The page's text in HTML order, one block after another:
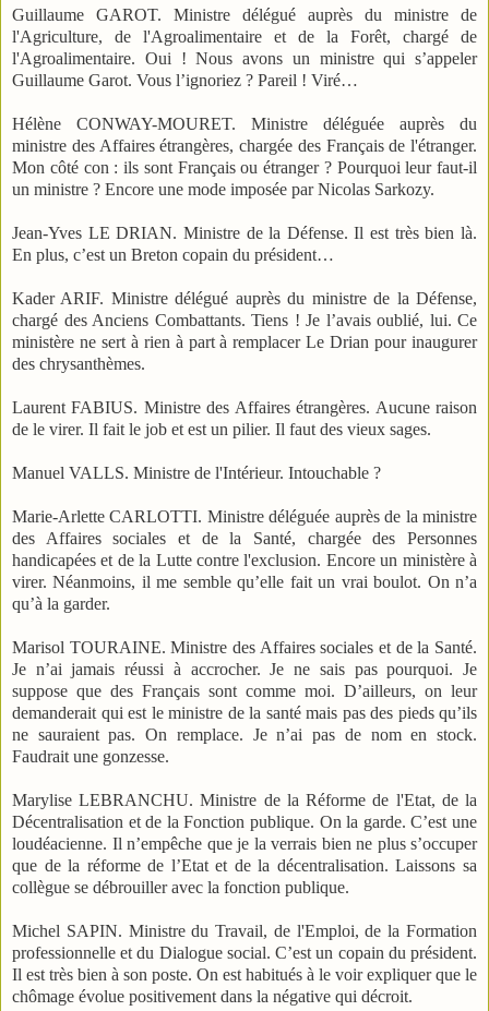
Guillaume GAROT. Ministre délégué auprès du ministre de
l'Agriculture, de l'Agroalimentaire et de la Forêt, chargé de
l'Agroalimentaire. Oui ! Nous avons un ministre qui s’appeler
Guillaume Garot. Vous l’ignoriez ? Pareil ! Viré…
Hélène CONWAY-MOURET. Ministre déléguée auprès du
ministre des Affaires étrangères, chargée des Français de l'étranger.
Mon côté con : ils sont Français ou étranger ? Pourquoi leur faut-il
un ministre ? Encore une mode imposée par Nicolas Sarkozy.
Jean-Yves LE DRIAN. Ministre de la Défense. Il est très bien là.
En plus, c’est un Breton copain du président…
Kader ARIF. Ministre délégué auprès du ministre de la Défense,
chargé des Anciens Combattants. Tiens ! Je l’avais oublié, lui. Ce
ministère ne sert à rien à part à remplacer Le Drian pour inaugurer
des chrysanthèmes.
Laurent FABIUS. Ministre des Affaires étrangères. Aucune raison
de le virer. Il fait le job et est un pilier. Il faut des vieux sages.
Manuel VALLS. Ministre de l'Intérieur. Intouchable ?
Marie-Arlette CARLOTTI. Ministre déléguée auprès de la ministre
des Affaires sociales et de la Santé, chargée des Personnes
handicapées et de la Lutte contre l'exclusion. Encore un ministère à
virer. Néanmoins, il me semble qu’elle fait un vrai boulot. On n’a
qu’à la garder.
Marisol TOURAINE. Ministre des Affaires sociales et de la Santé.
Je n’ai jamais réussi à accrocher. Je ne sais pas pourquoi. Je
suppose que des Français sont comme moi. D’ailleurs, on leur
demanderait qui est le ministre de la santé mais pas des pieds qu’ils
ne sauraient pas. On remplace. Je n’ai pas de nom en stock.
Faudrait une gonzesse.
Marylise LEBRANCHU. Ministre de la Réforme de l'Etat, de la
Décentralisation et de la Fonction publique. On la garde. C’est une
loudéacienne. Il n’empêche que je la verrais bien ne plus s’occuper
que de la réforme de l’Etat et de la décentralisation. Laissons sa
collègue se débrouiller avec la fonction publique.
Michel SAPIN. Ministre du Travail, de l'Emploi, de la Formation
professionnelle et du Dialogue social. C’est un copain du président.
Il est très bien à son poste. On est habitués à le voir expliquer que le
chômage évolue positivement dans la négative qui décroit.